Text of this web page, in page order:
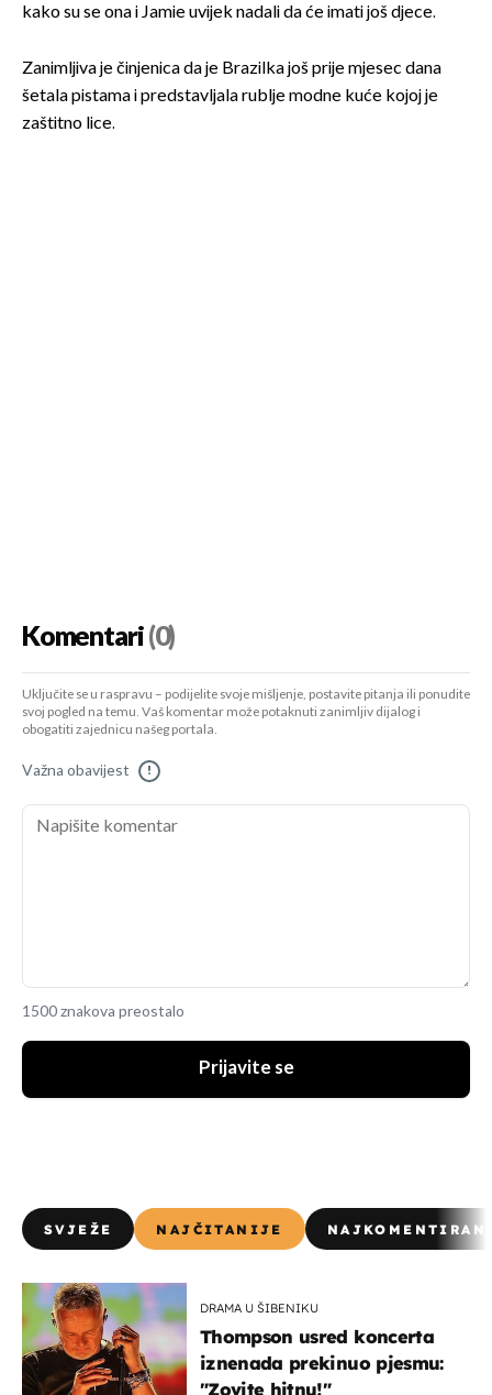
kako su se ona i Jamie uvijek nadali da će imati još djece.
Zanimljiva je činjenica da je Brazilka još prije mjesec dana
šetala pistama i predstavljala rublje modne kuće kojoj je
zaštitno lice.
Komentari(0)
Uključite se u raspravu – podijelite svoje mišljenje, postavite pitanja ili ponudite
svoj pogled na temu. Vaš komentar može potaknuti zanimljiv dijalog i
obogatiti zajednicu našeg portala.
Važna obavijest !
1500 znakova preostalo
Prijavite se
SVJEŽE NAJČITANIJE
DRAMA U ŠIBENIKU
Thompson usred koncerta
iznenada prekinuo pjesmu:
"Zovite hitnu!"